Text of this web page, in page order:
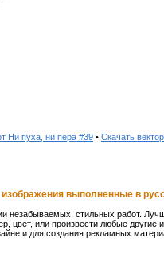
Ни пуха, ни пера #39 • Скачать
выполненные в
незабываемых, стильных работ.
цвет, или произвести любые другие
и для создания рекламных